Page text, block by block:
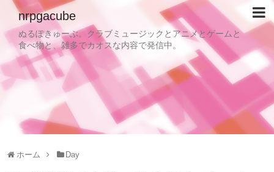
nrpgacube
ぬるぽきゅーぶ。クラブミュージックとアニメとゲームと
食べ物と、雑多でカオスな内容で発信中。
ホーム Day